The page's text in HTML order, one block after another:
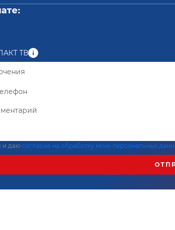
ТВ
и даю согласие на обработку моих персональных